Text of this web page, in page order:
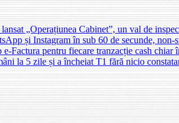
„Operațiunea Cabinet”, un val de
și Instagram în sub 60 de secunde,
Factura pentru fiecare tranzacție cash
la 5 zile și a încheiat T1 fără nicio